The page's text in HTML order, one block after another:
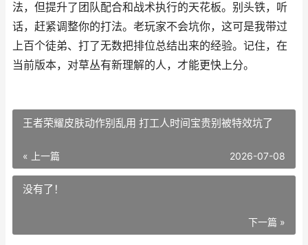
法，但提升了团队配合和战术执行的天花板。别头铁，听
话，赶紧调整你的打法。老玩家不会坑你，这可是我带过
上百个徒弟、打了无数把排位总结出来的经验。记住，在
当前版本，对草丛有新理解的人，才能更快上分。
王者荣耀皮肤动作别乱用 打工人时间宝贵别被特效坑了
« 上一篇 2026-07-08
没有了！
下一篇 »